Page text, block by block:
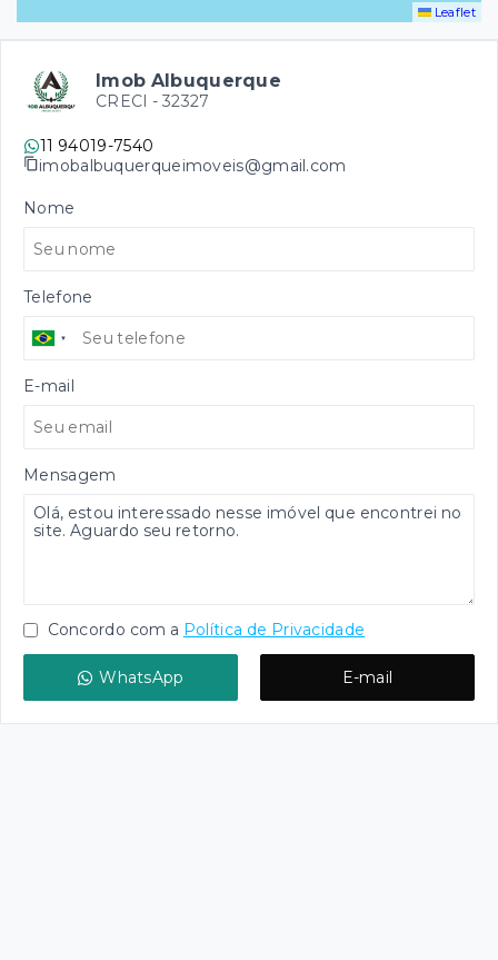
Leaflet
Imob Albuquerque
CRECI - 32327
11 94019-7540
imobalbuquerqueimoveis@gmail.com
Nome
Telefone
E-mail
Mensagem
Concordo com a Política de Privacidade
WhatsApp E-mail